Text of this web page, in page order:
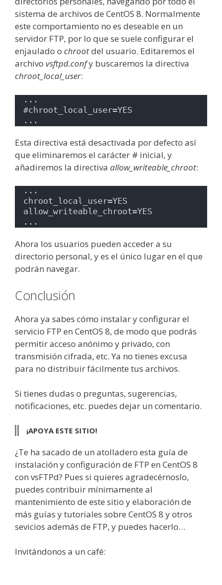
sistema de archivos de CentOS 8. Normalmente
este comportamiento no es deseable en un
servidor FTP, por lo que se suele configurar el
enjaulado o chrootdel usuario. Editaremos el
archivo vsftpd.confy buscaremos la directiva
chroot_local_user:
...
#chroot_local_user=YES
...
Esta directiva está desactivada por defecto así
que eliminaremos el carácter # inicial, y
añadiremos la directiva allow_writeable_chroot:
...
chroot_local_user=YES
allow_writeable_chroot=YES
...
Ahora los usuarios pueden acceder a su
directorio personal, y es el único lugar en el que
podrán navegar.
Conclusión
Ahora ya sabes cómo instalar y configurar el
servicio FTP en CentOS 8, de modo que podrás
permitir acceso anónimo y privado, con
transmisión cifrada, etc. Ya no tienes excusa
para no distribuir fácilmente tus archivos.
Si tienes dudas o preguntas, sugerencias,
notificaciones, etc. puedes dejar un comentario.
¡APOYA ESTE SITIO!
¿Te ha sacado de un atolladero esta guía de
instalación y configuración de FTP en CentOS 8
con vsFTPd? Pues si quieres agradecérnoslo,
puedes contribuir mínimamente al
mantenimiento de este sitio y elaboración de
más guías y tutoriales sobre CentOS 8 y otros
sevicios además de FTP, y puedes hacerlo…
Invitándonos a un café: